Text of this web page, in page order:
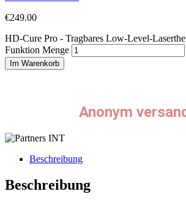
€249.00
HD-Cure Pro - Tragbares Low-Level-
Funktion Menge
Im Warenkorb
Anonym
Beschreibung
Beschreibung